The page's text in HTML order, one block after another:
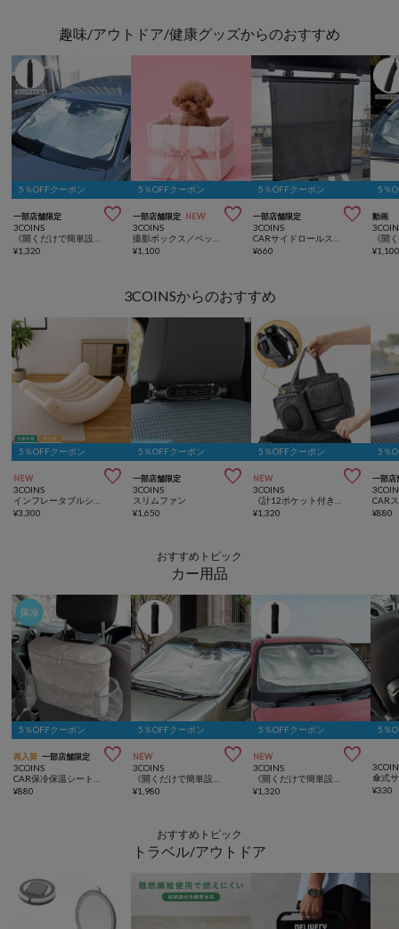
趣味/アウトドア/健康グッズからのおすすめ
5％OFFクーポン
一部店舗限定 
3COINS
¥1,320
5％OFFクーポン
一部店舗限定 NEW 
3COINS
¥1,100
5％OFFクーポン
一部店舗限定 
3COINS
¥660
5％
動画
¥
3COINSからのおすすめ
5％OFFクーポン
NEW 
3COINS
¥3,300
5％OFFクーポン
一部店舗限定 
3COINS
スリムファン
¥1,650
5％OFFクーポン
NEW 
3COINS
¥1,320
5％
一部店
¥880
おすすめトピック
カー用品
5％OFFクーポン
再入荷 一部店舗限定 
3COINS
¥880
5％OFFクーポン
NEW 
3COINS
¥1,980
5％OFFクーポン
NEW 
3COINS
¥1,320
5％
¥330
おすすめトピック
トラベル/アウトドア